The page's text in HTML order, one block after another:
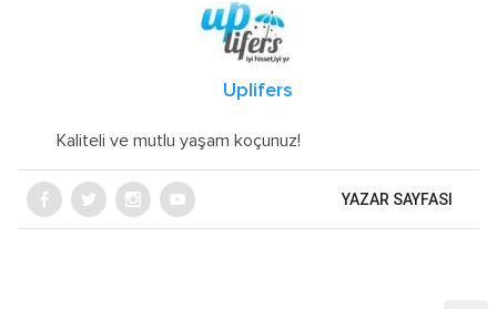
Uplifers
Kaliteli ve mutlu yaşam koçunuz!
YAZAR SAYFASI